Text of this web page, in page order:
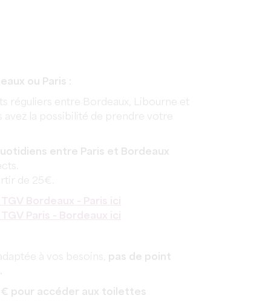
ou Paris :
réguliers entre Bordeaux, Libourne et
avez la possibilité de prendre votre
entre Paris et Bordeaux
de 25€.
à vos besoins,
pas de point
pour accéder aux toilettes